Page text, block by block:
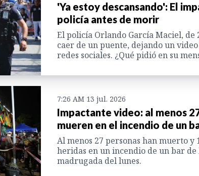
'Ya estoy descansando': El
policía antes de morir
El policía Orlando García Maciel, de
caer de un puente, dejando un
redes sociales. ¿Qué pidió en su
7:26 AM 13 jul. 2026
Impactante video: al menos
mueren en el incendio de un
Al menos 27 personas han muerto y
heridas en un incendio de un bar
madrugada del lunes.